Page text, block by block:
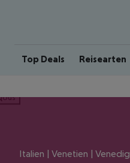
Top Deals Reisearten
Italien | Venetien | Venedig